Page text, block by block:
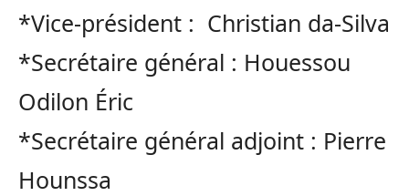
*Vice-président : Christian da-Silva
*Secrétaire général : Houessou
Odilon Éric
*Secrétaire général adjoint : Pierre
Hounssa